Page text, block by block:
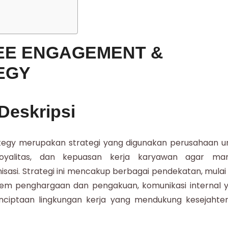
ENGAGEMENT &
merupakan strategi yang digunakan perusahaan
dan kepuasan kerja karyawan agar
Strategi ini mencakup berbagai pendekatan,
penghargaan dan pengakuan, komunikasi internal
lingkungan kerja yang mendukung